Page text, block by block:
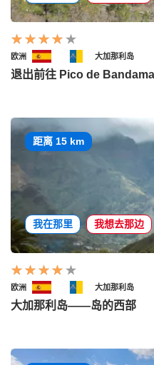
欧洲 大加那利岛
退出前往 Pico de Bandama
距离 15 km
我在那里 我想去那边
欧洲 大加那利岛
大加那利岛——岛的西部